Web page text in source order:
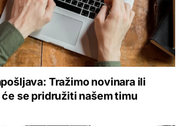
Tražimo novinara ili
se pridružiti našem timu